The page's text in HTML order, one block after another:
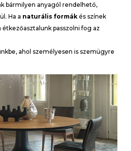
bármilyen anyagól rendelhető,
Ha a naturális formákés színek
étkezőasztalunk passzolni fog az
ahol személyesen is szemügyre